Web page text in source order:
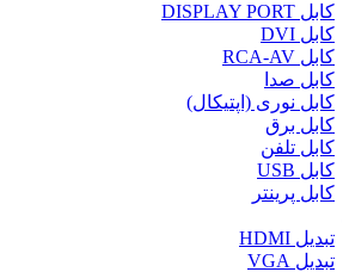
کابل DISPLAY PORT
کابل DVI
کابل RCA-AV
کابل صدا
کابل نوری (اپتیکال)
کابل برق
کابل تلفن
کابل USB
کابل پرینتر
تبدیل HDMI
تبدیل VGA